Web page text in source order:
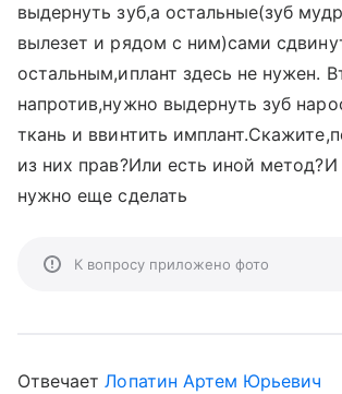
выдернуть зуб,а остальные(зуб
вылезет и рядом с ним)сами
остальным,иплант здесь не нужен.
напротив,нужно выдернуть зуб
ткань и ввинтить
из них прав?Или есть иной
нужно еще сделать
К вопросу приложено фото
ОтвечаетЛопатин Артем Юрьевич